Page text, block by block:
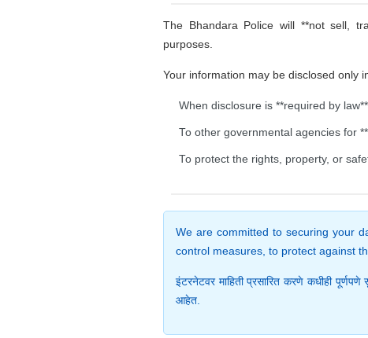
The Bhandara Police will **not sell,
purposes.
Your information may be disclosed only
When disclosure is **required by
To other governmental agencies for
To protect the rights, property, or
We are committed to securing your
control measures, to protect against
इंटरनेटवर माहिती प्रसारित करणे कधीही पूर्णपणे
आहेत.